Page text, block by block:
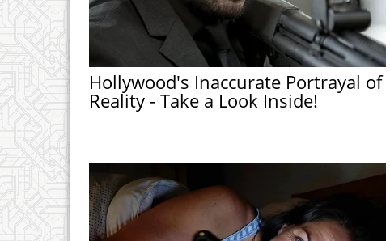
Hollywood's Inaccurate Portrayal of
Reality - Take a Look Inside!